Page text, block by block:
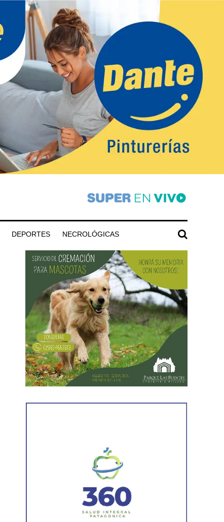
DEPORTES NECROLÓGICAS